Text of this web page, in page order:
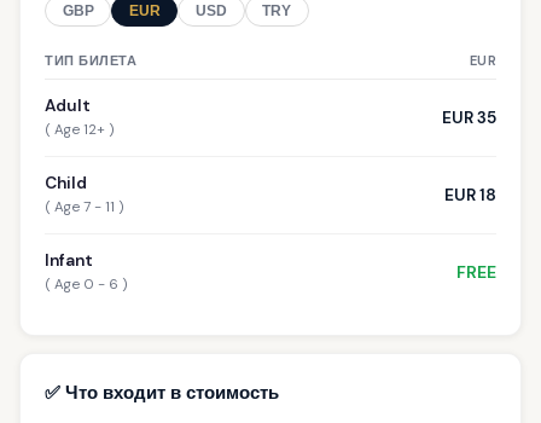
GBP EUR USD TRY
ТИП БИЛЕТА EUR
Adult
( Age 12+ )
EUR 35
Child
( Age 7 - 11 )
EUR 18
Infant
( Age 0 - 6 )
FREE
✅ Что входит в стоимость